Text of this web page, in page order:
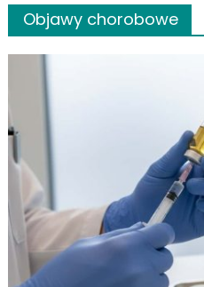
Objawy chorobowe